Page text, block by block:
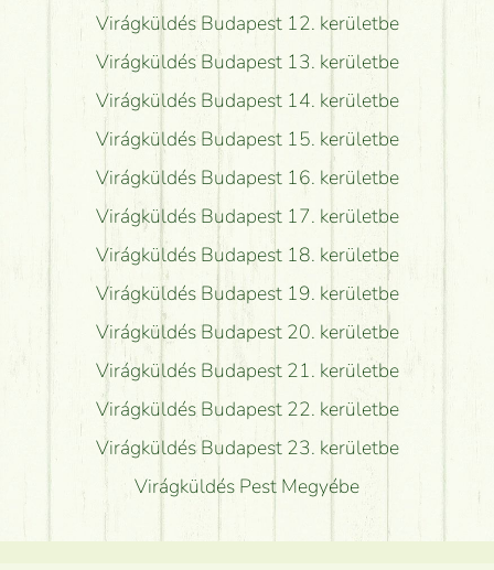
Virágküldés Budapest 12. kerületbe
Virágküldés Budapest 13. kerületbe
Virágküldés Budapest 14. kerületbe
Virágküldés Budapest 15. kerületbe
Virágküldés Budapest 16. kerületbe
Virágküldés Budapest 17. kerületbe
Virágküldés Budapest 18. kerületbe
Virágküldés Budapest 19. kerületbe
Virágküldés Budapest 20. kerületbe
Virágküldés Budapest 21. kerületbe
Virágküldés Budapest 22. kerületbe
Virágküldés Budapest 23. kerületbe
Virágküldés Pest Megyébe